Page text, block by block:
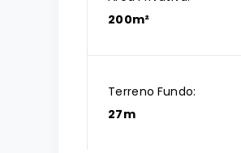
200m²
Terreno Fundo:
27m